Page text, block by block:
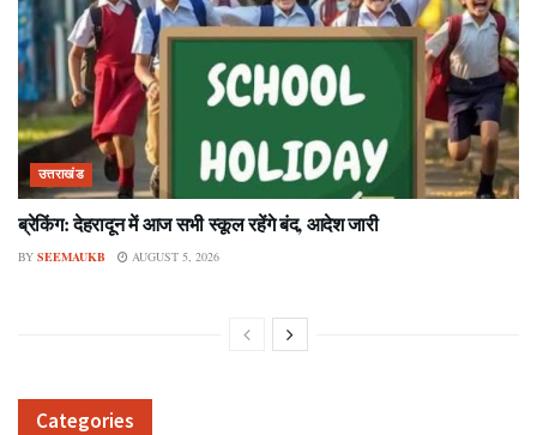
उत्तराखंड
ब्रेकिंग: देहरादून में आज सभी स्कूल रहेंगे बंद, आदेश जारी
BY SEEMAUKB AUGUST 5, 2026
Categories